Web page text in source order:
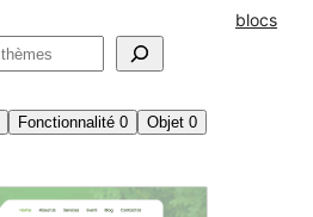
blocs
Fonctionnalité 0 Objet 0